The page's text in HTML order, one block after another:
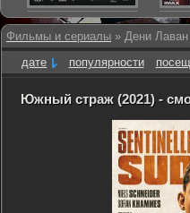
Фильмы и сериалы » Дени Лаван
дате
популярности
Южный страж (2021) -